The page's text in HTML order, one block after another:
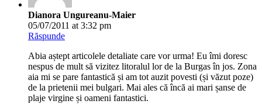
Dianora Ungureanu-Maier
05/07/2011 at 3:32 pm
Răspunde
Abia aștept articolele detaliate care vor urma! Eu îmi doresc
nespus de mult să vizitez litoralul lor de la Burgas în jos. Zona
aia mi se pare fantastică și am tot auzit povesti (și văzut poze)
de la prietenii mei bulgari. Mai ales că încă ai mari șanse de
plaje virgine și oameni fantastici.